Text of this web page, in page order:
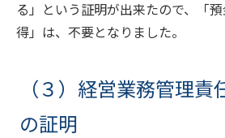
る」という証明が出来たので、「
得」は、不要となりました。
（３）経営業務管理
の証明